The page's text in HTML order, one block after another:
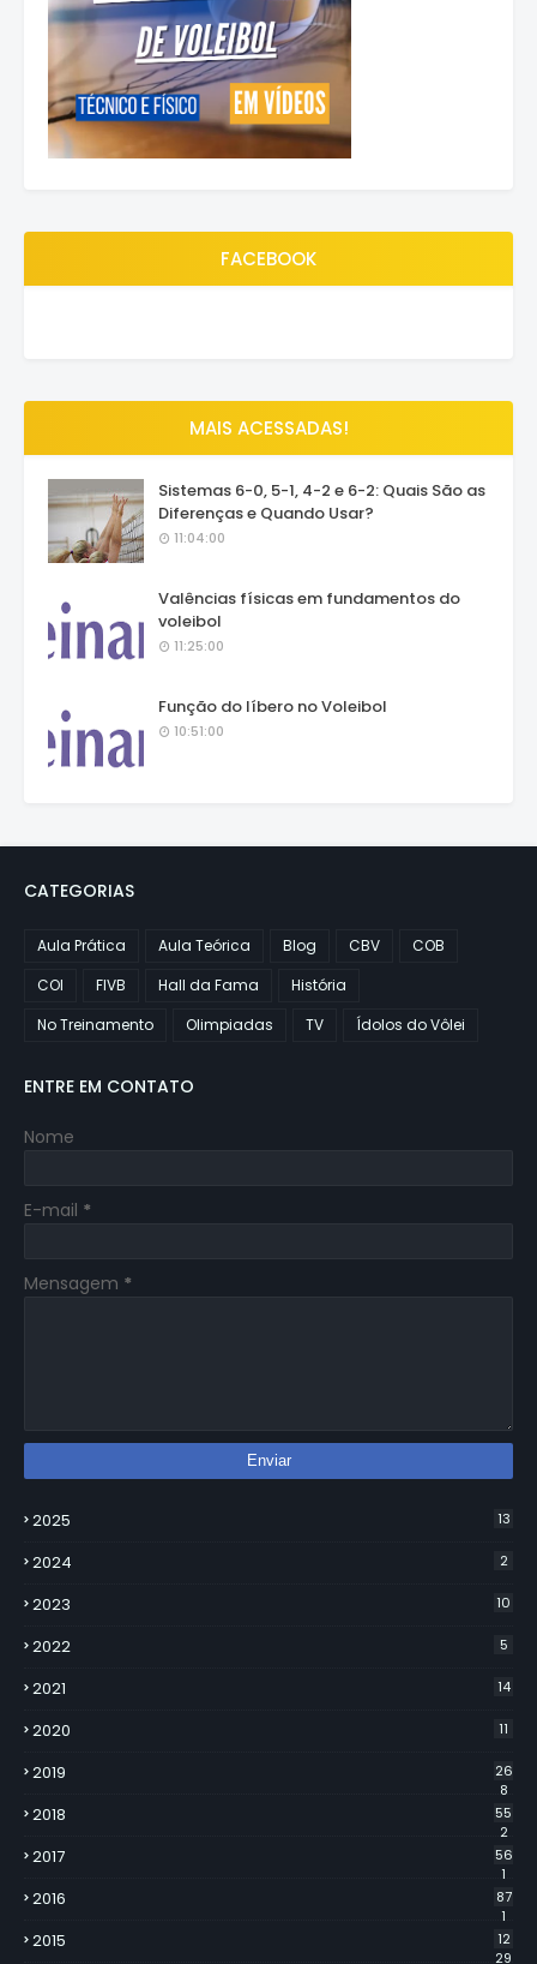
FACEBOOK
MAIS ACESSADAS!
Sistemas 6-0, 5-1, 4-2 e 6-2: Quais São as
Diferenças e Quando Usar?
11:04:00
Valências físicas em fundamentos do
voleibol
11:25:00
Função do líbero no Voleibol
10:51:00
CATEGORIAS
Aula Prática Aula Teórica Blog CBV
COB
COI
FIVB Hall da Fama
História
No Treinamento
Olimpiadas TV Ídolos do Vôlei
ENTRE EM CONTATO
Nome
E-mail *
Mensagem *
2025 13
2024 2
2023 10
2022 5
2021 14
2020 11
2019
26
8
2018
55
2
2017
56
1
2016
87
1
2015
12
29